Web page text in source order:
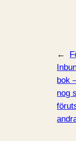
←
bok
nog